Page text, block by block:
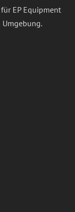
EP Equipment